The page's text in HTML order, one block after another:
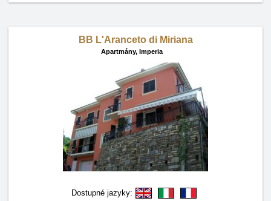
BB L'Aranceto di Miriana
Apartmány, Imperia
Dostupné jazyky: